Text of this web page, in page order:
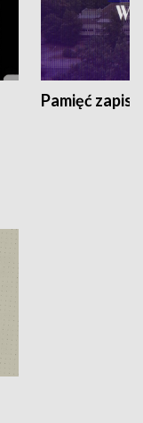
Pamięć